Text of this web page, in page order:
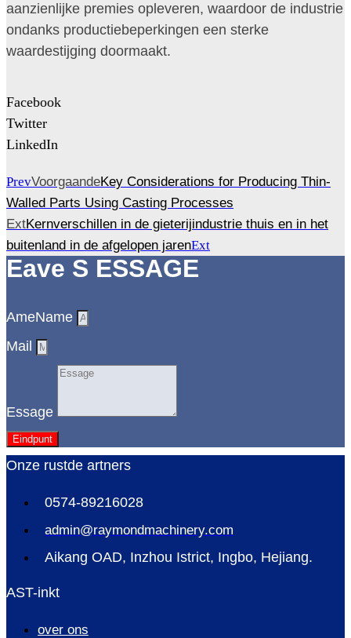
aanzienlijke premies opleveren, waardoor de industrie
ondanks productiebeperkingen een sterke
waardestijging doormaakt.
Facebook
Twitter
LinkedIn
PrevVoorgaandeKey Considerations for Producing Thin-
Walled Parts Using Casting Processes
ExtKernverschillen in de gieterijindustrie thuis en in het
buitenland in de afgelopen jarenExt
Eave S ESSAGE
AmeName
Mail
Essage
Eindpunt
Onze rustde artners
0574-89216028
admin@raymondmachinery.com
Aikang OAD, Inzhou Istrict, Ingbo, Hejiang.
AST-inkt
over ons